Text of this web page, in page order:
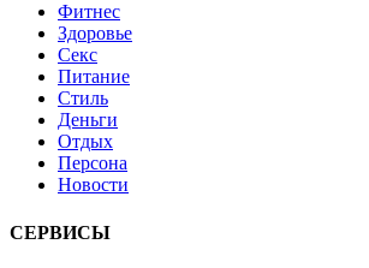
Фитнес
Здоровье
Секс
Питание
Стиль
Деньги
Отдых
Персона
Новости
СЕРВИСЫ